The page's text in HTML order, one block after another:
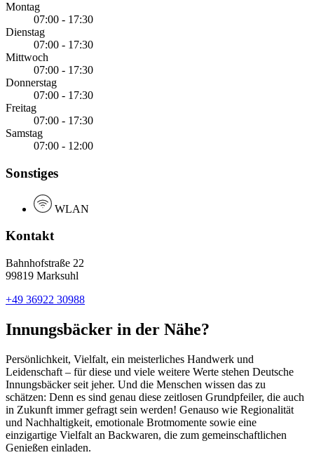
Montag
07:00 - 17:30
Dienstag
07:00 - 17:30
Mittwoch
07:00 - 17:30
Donnerstag
07:00 - 17:30
Freitag
07:00 - 17:30
Samstag
07:00 - 12:00
Sonstiges
WLAN
Kontakt
Bahnhofstraße 22
99819 Marksuhl
+49 36922 30988
Innungsbäcker in der Nähe?
Persönlichkeit, Vielfalt, ein meisterliches Handwerk und
Leidenschaft – für diese und viele weitere Werte stehen Deutsche
Innungsbäcker seit jeher. Und die Menschen wissen das zu
schätzen: Denn es sind genau diese zeitlosen Grundpfeiler, die auch
in Zukunft immer gefragt sein werden! Genauso wie Regionalität
und Nachhaltigkeit, emotionale Brotmomente sowie eine
einzigartige Vielfalt an Backwaren, die zum gemeinschaftlichen
Genießen einladen.